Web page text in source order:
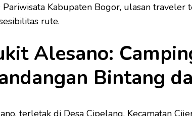
Pariwisata Kabupaten Bogor, ulasan traveler
rute.
Alesano:
Bintang
terletak di Desa Cipelang, Kecamatan